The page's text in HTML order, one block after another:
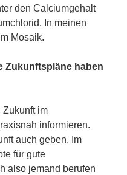
den Calciumgehalt
In meinen
Mosaik.
Zukunftspläne haben
Zukunft im
informieren.
auch geben. Im
für gute
also jemand berufen